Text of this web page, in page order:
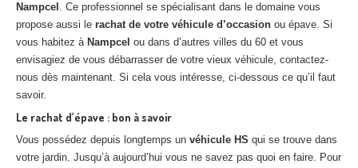
Nampcel . Ce professionnel se spécialisant dans le domaine vous
propose aussi le rachat de votre véhicule d’occasion ou épave. Si
vous habitez à Nampcel ou dans d’autres villes du 60 et vous
envisagiez de vous débarrasser de votre vieux véhicule, contactez-
nous dès maintenant. Si cela vous intéresse, ci-dessous ce qu’il faut
savoir.
Le rachat d’épave : bon à savoir
Vous possédez depuis longtemps un véhicule HS qui se trouve dans
votre jardin. Jusqu’à aujourd’hui vous ne savez pas quoi en faire. Pour